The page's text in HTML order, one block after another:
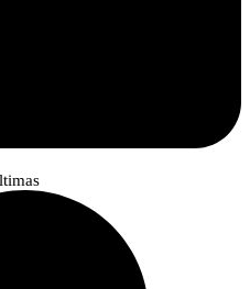
social a informação institucional e
rigorosa e acessível sobre os
climáticas, as pragas e
a agricultura digital assumem uma
contribuir para que o debate público
sólido e informação baseada na